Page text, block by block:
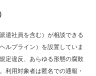
遣社員を含む）が相談できる
ルプライン）を設置していま
定違反、あらゆる形態の腐敗
利用対象者は匿名での通報・